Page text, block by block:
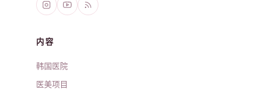
内容
韩国医院
医美项目